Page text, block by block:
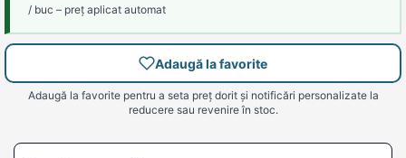
/ buc – preț aplicat automat
Adaugă la favorite
Adaugă la favorite pentru a seta preț dorit și notificări personalizate la
reducere sau revenire în stoc.